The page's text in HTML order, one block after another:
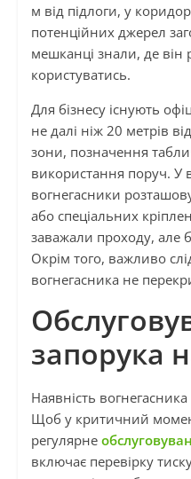
м від підлоги, у
потенційних джерел
мешканці знали, де
користуватись.
Для бізнесу існують
не далі ніж 20 метрів
зони, позначення
використання поруч. У
вогнегасники
або спеціальних
заважали проходу, але
Окрім того, важливо
вогнегасника не
запорука
Наявність
Щоб у критичний
регулярне
включає перевірку